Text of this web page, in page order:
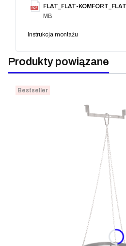
FLAT_FLAT-
MB
Instrukcja montażu
Produkty powiązane
Bestseller